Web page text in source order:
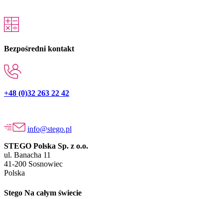
Bezpośredni kontakt
+48 (0)32 263 22 42
info@stego.pl
STEGO Polska Sp. z o.o.
ul. Banacha 11
41-200 Sosnowiec
Polska
Stego Na całym świecie